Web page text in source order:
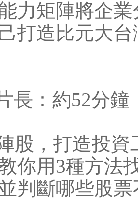
力矩陣將企業
打造比元大
長：約52分鐘
股，打造投資
你用3種方法
判斷哪些股